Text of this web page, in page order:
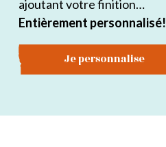
ajoutant votre finition…
Entièrement personnalisé!
Je personnalise